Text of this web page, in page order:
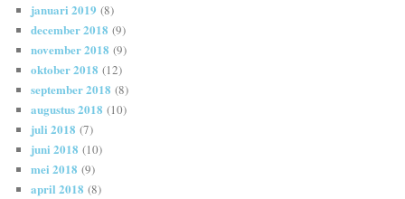
januari 2019 (8)
december 2018 (9)
november 2018 (9)
oktober 2018 (12)
september 2018 (8)
augustus 2018 (10)
juli 2018 (7)
juni 2018 (10)
mei 2018 (9)
april 2018 (8)